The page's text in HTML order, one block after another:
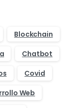
Blockchain
Chatbot
Covid
Web